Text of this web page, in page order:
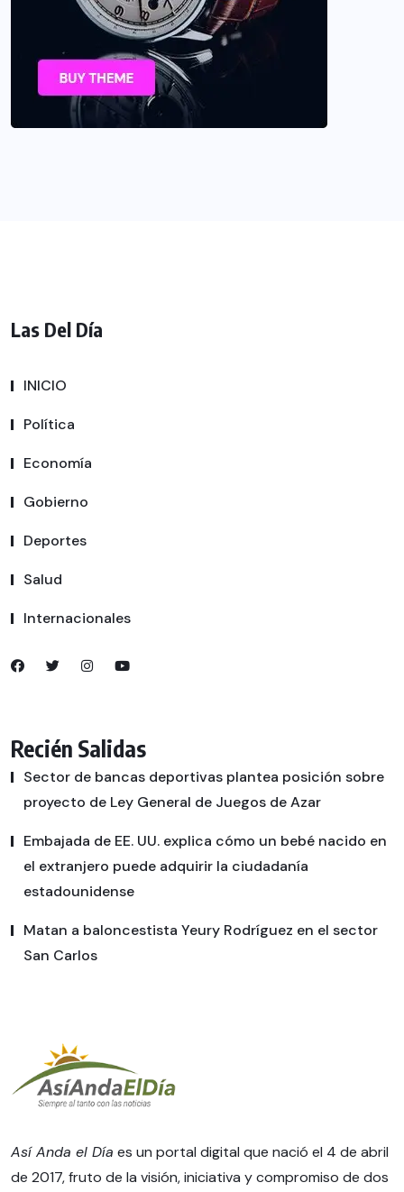
Las Del Día
INICIO
Política
Economía
Gobierno
Deportes
Salud
Internacionales
Recién Salidas
Sector de bancas deportivas plantea posición sobre
proyecto de Ley General de Juegos de Azar
Embajada de EE. UU. explica cómo un bebé nacido en
el extranjero puede adquirir la ciudadanía
estadounidense
Matan a baloncestista Yeury Rodríguez en el sector
San Carlos
Así Anda el Día es un portal digital que nació el 4 de abril
de 2017, fruto de la visión, iniciativa y compromiso de dos